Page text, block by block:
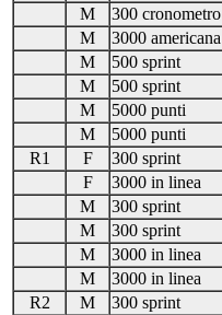
M
300 cronometro
M
3000 americana
M
500 sprint
M
500 sprint
M
5000 punti
M
5000 punti
R1
F 300 sprint
F
3000 in linea
M
300 sprint
M
300 sprint
M
3000 in linea
M
3000 in linea
R2
M 300 sprint